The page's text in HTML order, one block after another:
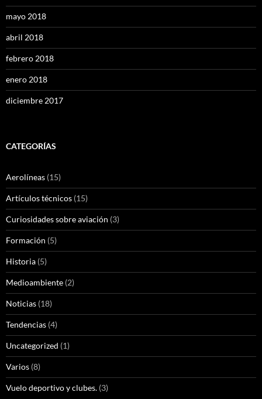
mayo 2018
abril 2018
febrero 2018
enero 2018
diciembre 2017
CATEGORÍAS
Aerolíneas (15)
Artículos técnicos (15)
Curiosidades sobre aviación (3)
Formación (5)
Historia (5)
Medioambiente (2)
Noticias (18)
Tendencias (4)
Uncategorized (1)
Varios (8)
Vuelo deportivo y clubes. (3)